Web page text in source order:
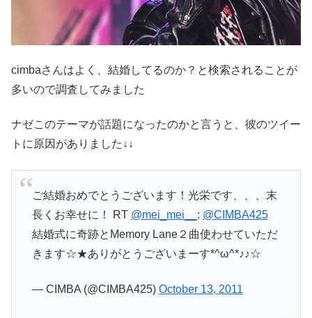
cimbaさんはよく、結婚してるのか？と検索されることが
多いので調査してみました
ナゼこのテーマが話題になったのかと言うと、彼のツイー
トに原因がありました↓↓
ご結婚おめでとうございます！光栄です、、、末
長くお幸せに！ RT @mei_mei__ : @CIMBA425
結婚式に奇跡とMemory Lane２曲使わせていただ
きます☆★ありがとうございまーす*^ω^*♪♪☆
— CIMBA (@CIMBA425) October 13, 2011